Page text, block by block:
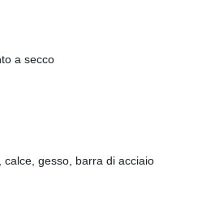
a secco
gesso, barra di acciaio